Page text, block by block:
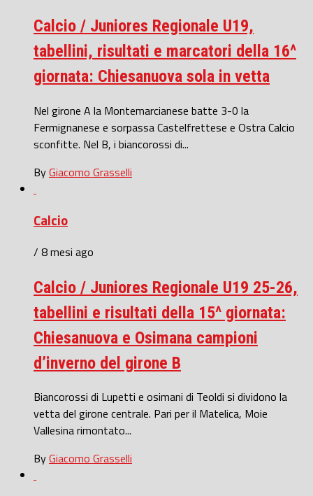
Calcio / Juniores Regionale U19,
tabellini, risultati e marcatori della 16^
giornata: Chiesanuova sola in vetta
Nel girone A la Montemarcianese batte 3-0 la
Fermignanese e sorpassa Castelfrettese e Ostra Calcio
sconfitte. Nel B, i biancorossi di...
ByGiacomo Grasselli
Calcio
/ 8 mesi ago
Calcio / Juniores Regionale U19 25-26,
tabellini e risultati della 15^ giornata:
Chiesanuova e Osimana campioni
d’inverno del girone B
Biancorossi di Lupetti e osimani di Teoldi si dividono la
vetta del girone centrale. Pari per il Matelica, Moie
Vallesina rimontato...
ByGiacomo Grasselli